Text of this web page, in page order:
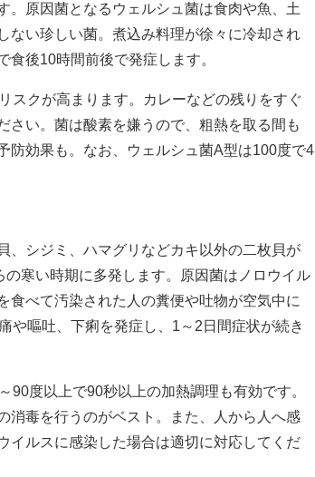
原因菌となるウェルシュ菌は食肉や魚、土
ない珍しい菌。煮込み料理が徐々に冷却され
後10時間前後で発症します。
クが高まります。カレーなどの残りをすぐ
さい。菌は酸素を嫌うので、粗熱を取る間も
防効果も。なお、ウェルシュ菌A型は100度で4
シジミ、ハマグリなどカキ以外の二枚貝が
寒い時期に多発します。原因菌はノロウイル
食べて汚染された人の糞便や吐物が空気中に
や嘔吐、下痢を発症し、1～2日間症状が続き
度以上で90秒以上の加熱調理も有効です。
消毒を行うのがベスト。また、人から人へ感
イルスに感染した場合は適切に対応してくだ